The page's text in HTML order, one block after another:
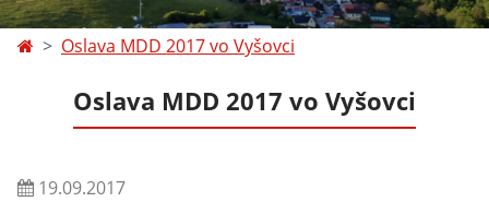
Oslava MDD 2017 vo Vyšovci
Oslava MDD 2017 vo Vyšovci
19.09.2017